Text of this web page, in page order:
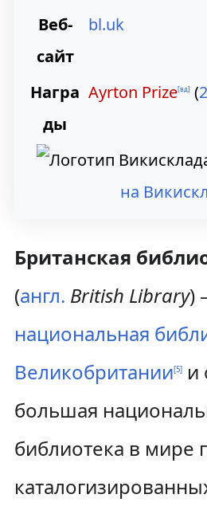
Веб-
сайт
bl.uk
Награ
ды
Ayrton Prize[вд] (
на
Британская
(англ. British Library)
национальная
Великобритании[5]и
большая
библиотека в мире